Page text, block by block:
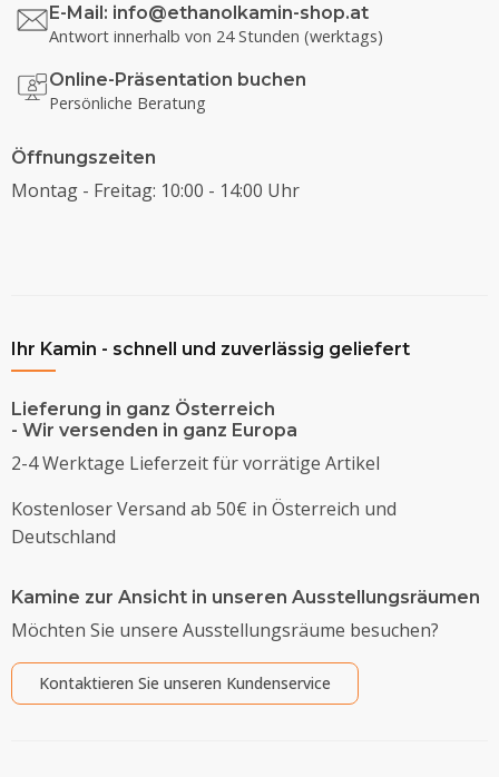
E-Mail: info@ethanolkamin-shop.at
Antwort innerhalb von 24 Stunden (werktags)
Online-Präsentation buchen
Persönliche Beratung
Öffnungszeiten
Montag - Freitag: 10:00 - 14:00 Uhr
Ihr Kamin - schnell und zuverlässig geliefert
Lieferung in ganz Österreich
- Wir versenden in ganz Europa
2-4 Werktage Lieferzeit für vorrätige Artikel
Kostenloser Versand ab 50€ in Österreich und
Deutschland
Kamine zur Ansicht in unseren Ausstellungsräumen
Möchten Sie unsere Ausstellungsräume besuchen?
Kontaktieren Sie unseren Kundenservice